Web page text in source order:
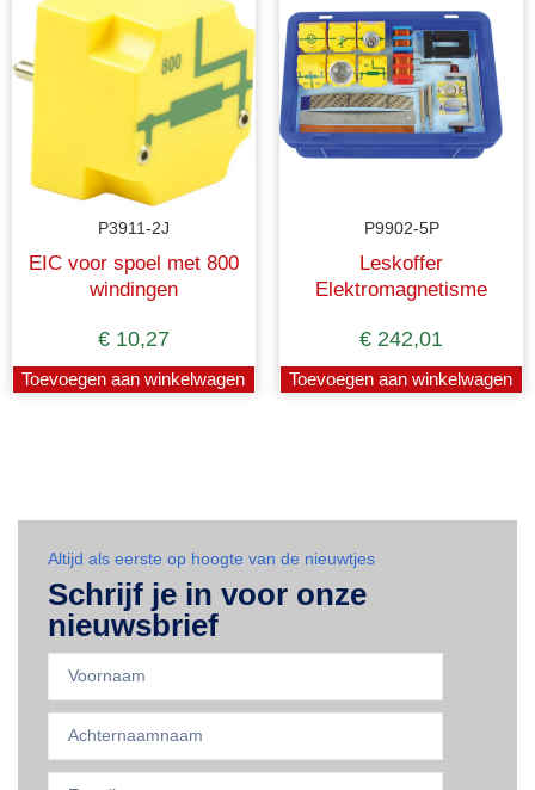
P3911-2J
EIC voor spoel met 800
windingen
€ 10,27
Toevoegen aan winkelwagen
P9902-5P
Leskoffer
Elektromagnetisme
€ 242,01
Toevoegen aan winkelwagen
Altijd als eerste op hoogte van de nieuwtjes
Schrijf je in voor onze
nieuwsbrief